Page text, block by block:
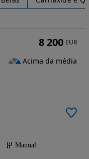
Manual
8 200 EUR
Acima da média